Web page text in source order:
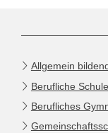
Allgemein
Berufliche
Berufliches